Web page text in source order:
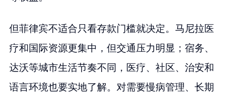
但菲律宾不适合只看存款门槛就决定。马尼拉医
疗和国际资源更集中，但交通压力明显；宿务、
达沃等城市生活节奏不同，医疗、社区、治安和
语言环境也要实地了解。对需要慢病管理、长期